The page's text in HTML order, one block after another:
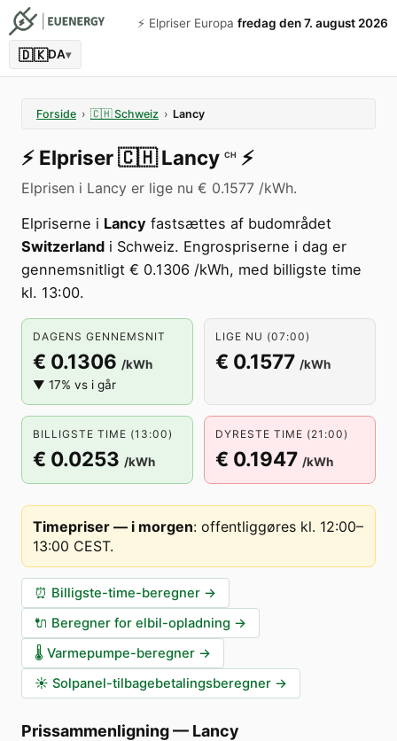
⚡️ Elpriser Europa fredag den 7. august 2026
🇩🇰DA▾
Forside › 🇨🇭 Schweiz › Lancy
⚡️ Elpriser🇨🇭 Lancy CH ⚡️
Elprisen i Lancy er lige nu € 0.1577 /kWh.
Elpriserne i Lancy fastsættes af budområdet
Switzerland i Schweiz. Engrospriserne i dag er
gennemsnitligt € 0.1306 /kWh, med billigste time
kl. 13:00.
DAGENS GENNEMSNIT
€ 0.1306 /kWh
▼ 17% vs i går
LIGE NU (07:00)
€ 0.1577 /kWh
BILLIGSTE TIME (13:00)
€ 0.0253 /kWh
DYRESTE TIME (21:00)
€ 0.1947 /kWh
Timepriser — i morgen: offentliggøres kl. 12:00–
13:00 CEST.
⏰ Billigste-time-beregner →
🔌 Beregner for elbil-opladning →
🌡️ Varmepumpe-beregner →
☀️ Solpanel-tilbagebetalingsberegner →
Prissammenligning— Lancy